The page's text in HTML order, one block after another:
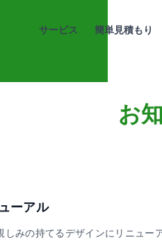
サービス 簡単見積もり
お
ーアル
みの持てるデザインにリニュー